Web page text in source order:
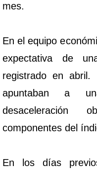
mes.
En el equipo
expectativa de
registrado en abril.
apuntaban a
desaceleración
componentes del
En los días